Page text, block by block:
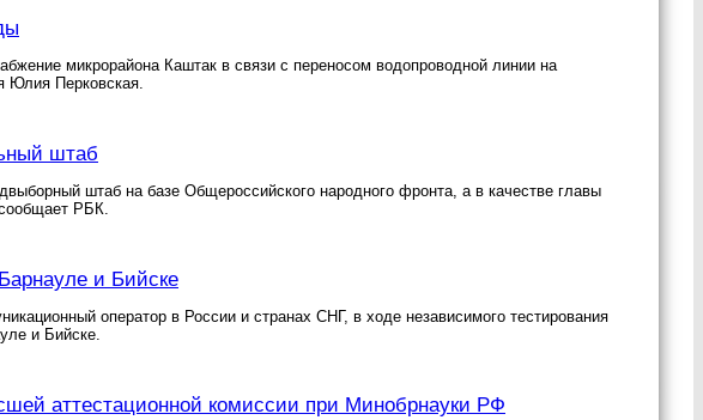
микрорайона Каштак в связи с переносом водопроводной линии на
Юлия Перковская.
штаб
штаб на базе Общероссийского народного фронта, а в качестве главы
РБК.
и Бийске
оператор в России и странах СНГ, в ходе независимого тестирования
и Бийске.
аттестационной комиссии при Минобрнауки РФ